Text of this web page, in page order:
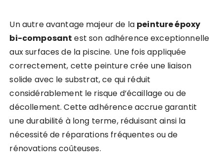
Un autre avantage majeur de la peinture époxy
bi-composant est son adhérence exceptionnelle
aux surfaces de la piscine. Une fois appliquée
correctement, cette peinture crée une liaison
solide avec le substrat, ce qui réduit
considérablement le risque d’écaillage ou de
décollement. Cette adhérence accrue garantit
une durabilité à long terme, réduisant ainsi la
nécessité de réparations fréquentes ou de
rénovations coûteuses.